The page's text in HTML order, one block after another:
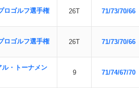
ロゴルフ選手権 26T 71/73/70/66
ロゴルフ選手権 26T 71/73/70/66
ル・トーナメン
9 71/74/67/70